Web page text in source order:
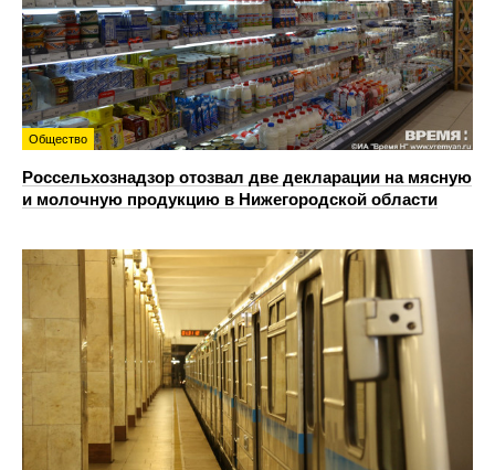
Общество
Россельхознадзор отозвал две декларации на мясную
и молочную продукцию в Нижегородской области